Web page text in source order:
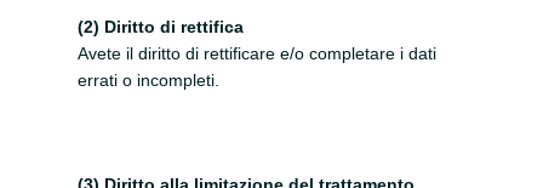
(2) Diritto di rettifica
Avete il diritto di rettificare e/o completare i dati
errati o incompleti.